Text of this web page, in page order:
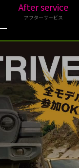
After service
アフターサービス